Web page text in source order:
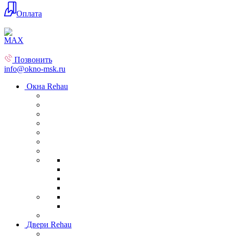
Оплата
Позвонить
info@okno-msk.ru
Окна Rehau
Двери Rehau